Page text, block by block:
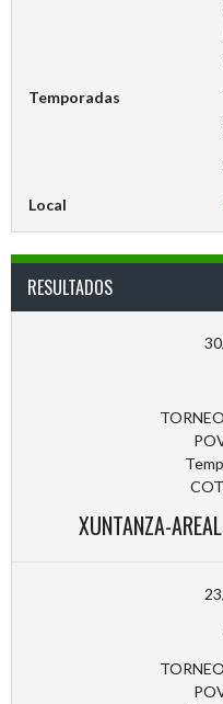
Temporadas
Local
RESULTADOS
XUNTANZA-